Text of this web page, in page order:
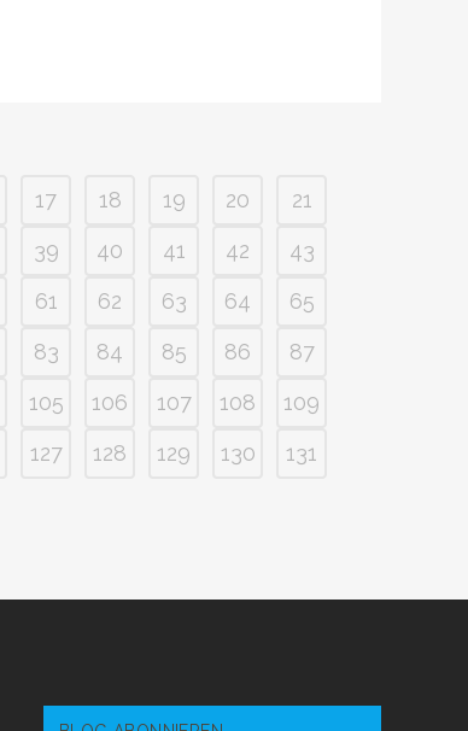
17 18 19 20
21
39 40 41 42
43
61 62 63 64
65
83 84 85 86
87
105 106 107 108
109
127 128 129 130
131